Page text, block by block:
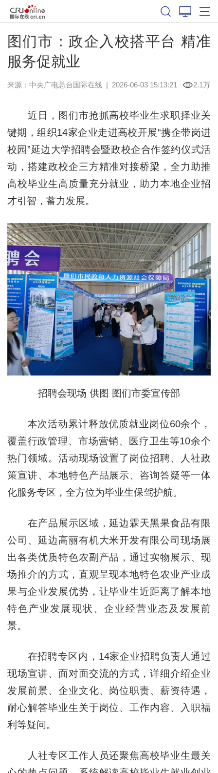
图们市：政企入校搭平台 精准
服务促就业
来源：中央广电总台国际在线| 2026-06-03 15:13:21 2.1万
近日，图们市抢抓高校毕业生求职择业关
键期，组织14家企业走进高校开展“携企带岗进
校园”延边大学招聘会暨政校企合作签约仪式活
动，搭建政校企三方精准对接桥梁，全力助推
高校毕业生高质量充分就业，助力本地企业招
才引智，蓄力发展。
招聘会现场 供图 图们市委宣传部
本次活动累计释放优质就业岗位60余个，
覆盖行政管理、市场营销、医疗卫生等10余个
热门领域。活动现场设置了岗位招聘、人社政
策宣讲、本地特色产品展示、咨询答疑等一体
化服务专区，全方位为毕业生保驾护航。
在产品展示区域，延边霖天黑果食品有限
公司、延边高丽有机大米开发有限公司现场展
出各类优质特色农副产品，通过实物展示、现
场推介的方式，直观呈现本地特色农业产业成
果与企业发展优势，让毕业生近距离了解本地
特色产业发展现状、企业经营业态及发展前
景。
在招聘专区内，14家企业招聘负责人通过
现场宣讲、面对面交流的方式，详细介绍企业
发展前景、企业文化、岗位职责、薪资待遇，
耐心解答毕业生关于岗位、工作内容、入职福
利等疑问。
人社专区工作人员还聚焦高校毕业生最关